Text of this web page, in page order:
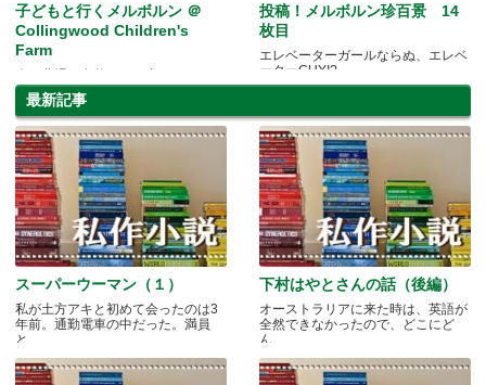
子どもと行くメルボルン ＠
Collingwood Children's
Farm
春の農場で自然とふれ合おう！
投稿！メルボルン珍百景 14
枚目
エレベーターガールならぬ、エレベ
ーターGUY!?
最新記事
スーパーウーマン（１）
私が土方アキと初めて会ったのは3
年前。通勤電車の中だった。満員
と.....
下村はやとさんの話（後編）
オーストラリアに来た時は、英語が
全然できなかったので、どこにど
ん.....